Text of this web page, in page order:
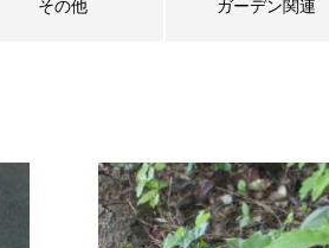
その他 ガーデン関連